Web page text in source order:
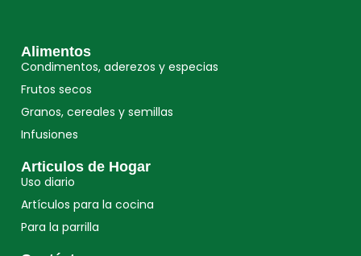
Alimentos
Condimentos, aderezos y especias
Frutos secos
Granos, cereales y semillas
Infusiones
Articulos de Hogar
Uso diario
Artículos para la cocina
Para la parrilla